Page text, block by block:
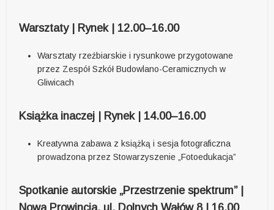
Warsztaty | Rynek | 12.00–16.00
Warsztaty rzeźbiarskie i rysunkowe przygotowane
przez Zespół Szkół Budowlano-Ceramicznych w
Gliwicach
Książka inaczej | Rynek | 14.00–16.00
Kreatywna zabawa z książką i sesja fotograficzna
prowadzona przez Stowarzyszenie „Fotoedukacja”
Spotkanie autorskie „Przestrzenie spektrum” |
Nowa Prowincja, ul. Dolnych Wałów 8 | 16.00